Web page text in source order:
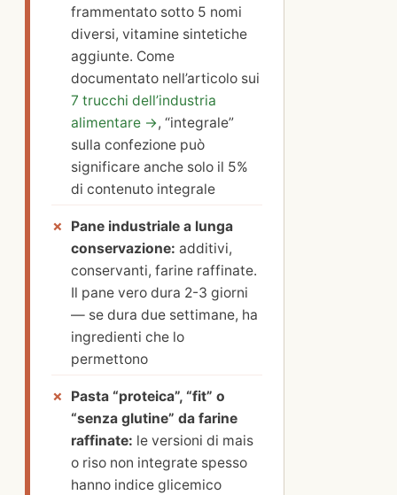
frammentato sotto 5 nomi
diversi, vitamine sintetiche
aggiunte. Come
documentato nell’articolo sui
7 trucchi dell’industria
alimentare →, “integrale”
sulla confezione può
significare anche solo il 5%
di contenuto integrale
Pane industriale a lunga
conservazione: additivi,
conservanti, farine raffinate.
Il pane vero dura 2-3 giorni
— se dura due settimane, ha
ingredienti che lo
permettono
Pasta “proteica”, “fit” o
“senza glutine” da farine
raffinate: le versioni di mais
o riso non integrate spesso
hanno indice glicemico